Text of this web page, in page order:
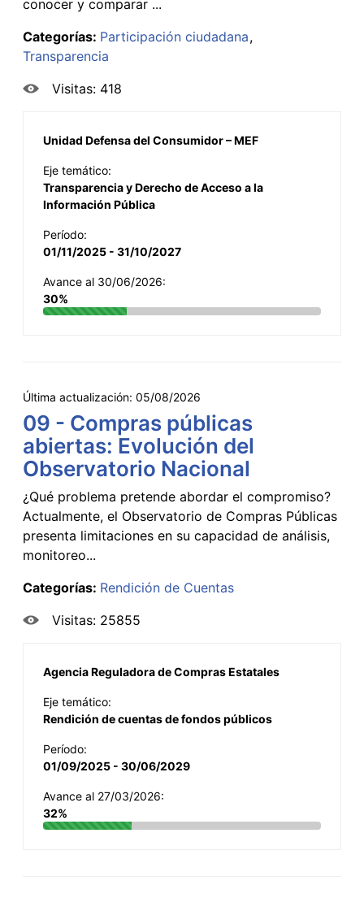
conocer y comparar ...
Categorías: Participación ciudadana
Transparencia
Visitas: 418
Unidad Defensa del Consumidor – MEF
Eje temático:
Transparencia y Derecho de Acceso a la
Información Pública
Período:
01/11/2025 - 31/10/2027
Avance al 30/06/2026:
30%
Última actualización: 05/08/2026
09 - Compras públicas
abiertas: Evolución del
Observatorio Nacional
¿Qué problema pretende abordar el compromiso?
Actualmente, el Observatorio de Compras Públicas
presenta limitaciones en su capacidad de análisis,
monitoreo...
Categorías: Rendición de Cuentas
Visitas: 25855
Agencia Reguladora de Compras Estatales
Eje temático:
Rendición de cuentas de fondos públicos
Período:
01/09/2025 - 30/06/2029
Avance al 27/03/2026:
32%